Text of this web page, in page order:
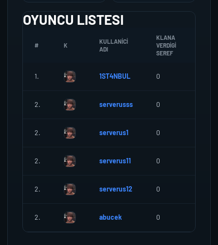
OYUNCU LISTESI
# K
KULLANICI
ADI
KLANA
VERDIGI
SEREF
1. 1ST4NBUL 0
2. serverusss 0
2. serverus1 0
2. serverus11 0
2. serverus12 0
2. abucek 0